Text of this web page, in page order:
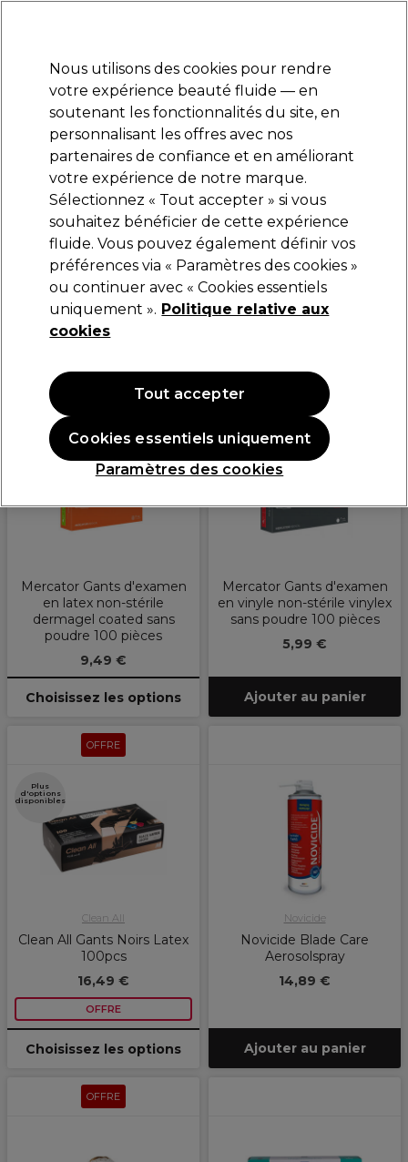
Se connecter
Marques Bons plans 🌟 Coiffure Electro et Matériel
Livraison le lendemain*
Après expédition, du lundi au vendredi
Equipement de salon Accessoires
Accessoires
Filters
d'options
Mercator Gants d'examen
en latex non-stérile
dermagel coated sans
poudre 100 pièces
9,49 €
Choisissez les options
Mercator Gants d'examen
en vinyle non-stérile vinylex
sans poudre 100 pièces
5,99 €
Ajouter au panier
OFFRE
Plus
d'options
disponibles
Clean All
Clean All Gants Noirs Latex
100pcs
16,49 €
OFFRE
Choisissez les options
Novicide
Novicide Blade Care
Aerosolspray
14,89 €
Ajouter au panier
OFFRE
Nous utilisons des cookies pour rendre
votre expérience beauté fluide — en
soutenant les fonctionnalités du site, en
personnalisant les offres avec nos
partenaires de confiance et en améliorant
votre expérience de notre marque.
Sélectionnez « Tout accepter » si vous
souhaitez bénéficier de cette expérience
fluide. Vous pouvez également définir vos
préférences via « Paramètres des cookies »
ou continuer avec « Cookies essentiels
uniquement ». Politique relative aux
cookies
Paramètres des cookies
Cookies essentiels uniquement
Tout accepter